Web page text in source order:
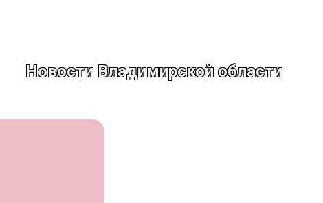
Новости Владимирской области